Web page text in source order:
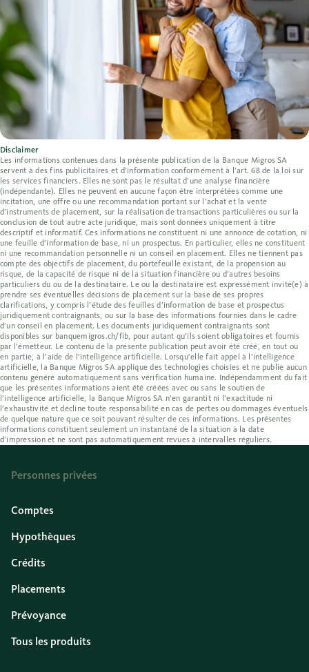
Disclaimer
Les informations contenues dans la présente publication de la Banque Migros SA
servent à des fins publicitaires et d’information conformément à l’art. 68 de la loi sur
les services financiers. Elles ne sont pas le résultat d’une analyse financière
(indépendante). Elles ne peuvent en aucune façon être interprétées comme une
incitation, une offre ou une recommandation portant sur l’achat et la vente
d’instruments de placement, sur la réalisation de transactions particulières ou sur la
conclusion de tout autre acte juridique, mais sont données uniquement à titre
descriptif et informatif. Ces informations ne constituent ni une annonce de cotation, ni
une feuille d’information de base, ni un prospectus. En particulier, elles ne constituent
ni une recommandation personnelle ni un conseil en placement. Elles ne tiennent pas
compte des objectifs de placement, du portefeuille existant, de la propension au
risque, de la capacité de risque ni de la situation financière ou d’autres besoins
particuliers du ou de la destinataire. Le ou la destinataire est expressément invité(e) à
prendre ses éventuelles décisions de placement sur la base de ses propres
clarifications, y compris l’étude des feuilles d’information de base et prospectus
juridiquement contraignants, ou sur la base des informations fournies dans le cadre
d’un conseil en placement. Les documents juridiquement contraignants sont
disponibles sur banquemigros.ch/fib, pour autant qu’ils soient obligatoires et fournis
par l’émetteur. Le contenu de la présente publication peut avoir été créé, en tout ou
en partie, à l’aide de l’intelligence artificielle. Lorsqu’elle fait appel à l’intelligence
artificielle, la Banque Migros SA applique des technologies choisies et ne publie aucun
contenu généré automatiquement sans vérification humaine. Indépendamment du fait
que les présentes informations aient été créées avec ou sans le soutien de
l’intelligence artificielle, la Banque Migros SA n’en garantit ni l’exactitude ni
l’exhaustivité et décline toute responsabilité en cas de pertes ou dommages éventuels
de quelque nature que ce soit pouvant résulter de ces informations. Les présentes
informations constituent seulement un instantané de la situation à la date
d’impression et ne sont pas automatiquement revues à intervalles réguliers.
Personnes privées
Comptes
Hypothèques
Crédits
Placements
Prévoyance
Tous les produits